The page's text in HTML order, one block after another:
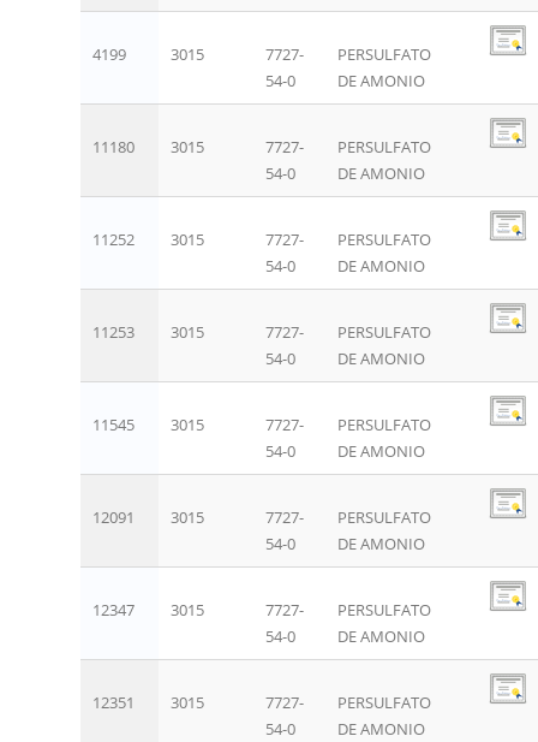
4199 3015
7727-
54-0
PERSULFATO
DE AMONIO
11180 3015
7727-
54-0
PERSULFATO
DE AMONIO
11252 3015
7727-
54-0
PERSULFATO
DE AMONIO
11253 3015
7727-
54-0
PERSULFATO
DE AMONIO
11545 3015
7727-
54-0
PERSULFATO
DE AMONIO
12091 3015
7727-
54-0
PERSULFATO
DE AMONIO
12347 3015
7727-
54-0
PERSULFATO
DE AMONIO
12351 3015
7727-
54-0
PERSULFATO
DE AMONIO